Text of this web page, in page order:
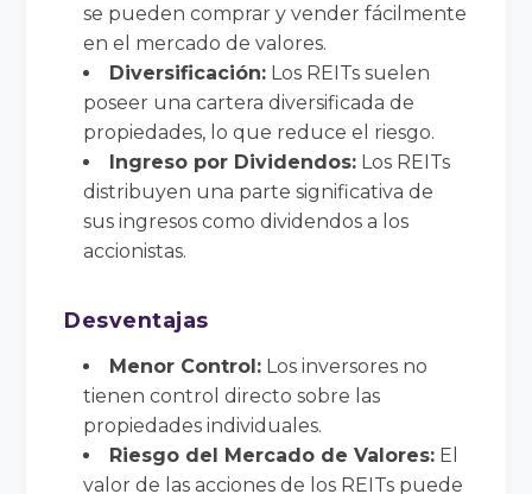
se pueden comprar y vender fácilmente
en el mercado de valores.
Diversificación: Los REITs suelen
poseer una cartera diversificada de
propiedades, lo que reduce el riesgo.
Ingreso por Dividendos: Los REITs
distribuyen una parte significativa de
sus ingresos como dividendos a los
accionistas.
Desventajas
Menor Control: Los inversores no
tienen control directo sobre las
propiedades individuales.
Riesgo del Mercado de Valores: El
valor de las acciones de los REITs puede